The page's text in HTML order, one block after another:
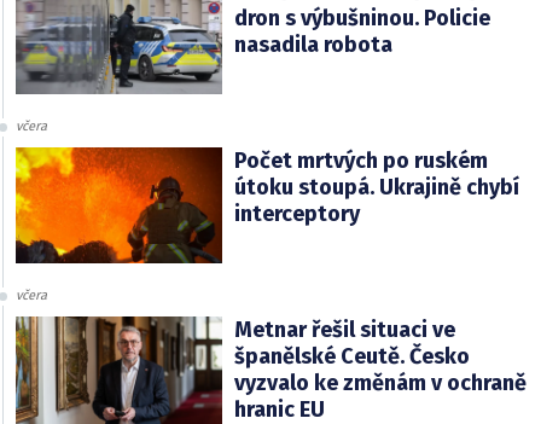
dron s výbušninou. Policie
nasadila robota
včera
Počet mrtvých po ruském
útoku stoupá. Ukrajině chybí
interceptory
včera
Metnar řešil situaci ve
španělské Ceutě. Česko
vyzvalo ke změnám v ochraně
hranic EU